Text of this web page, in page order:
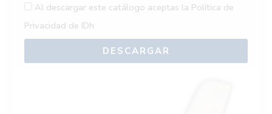
Al descargar este catálogo aceptas la Política de
Privacidad de IDh
DESCARGAR